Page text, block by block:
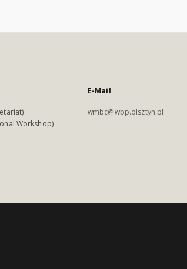
Workshop)
E-Mail
wmbc@wbp.olsztyn.pl